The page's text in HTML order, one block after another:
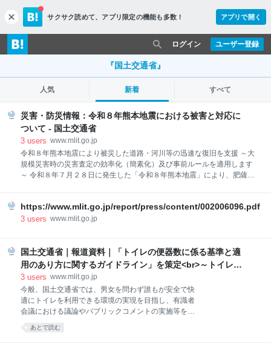
c
l
o
s
サクサク読めて、 アプリ限定の機能も多数！ アプリで開く
ユーザー登録
ログイン
『国土交通省』
人気 新着 すべて
災害・防災情報：令和８年熊本地震における被害と対応に
ついて - 国土交通省
3 users www.mlit.go.jp
令和８年熊本地震により被災した道路・河川等の迅速な復旧を支援 ～大
規模災害時の災害査定の効率化（簡素化）及び事前ルールを適用します
～ 令和８年７月２８日に発生した「令和８年熊本地震」により、肥薩お
と調整を進めつつ準備を行っていることについて、肥薩おれんじ鉄道
（株）において以下の通り発表しております。 詳細については、肥薩お
いて / 肥薩おれんじ鉄道 PDF形式のファイルをご覧いただくためには、
Adobe Acrobat Readerが必要です。 左のアイコンをクリックして
Adobe Acrobat Read
https://www.mlit.go.jp/report/press/content/002006096.pdf
3 users www.mlit.go.jp
国土交通省｜報道資料｜「トイレの便器数に係る基準と適
用のあり方に関するガイドライン」を策定<br>～トイレの
行列問題の改善に向けた対応方針をとりまとめ～
3 users www.mlit.go.jp
今般、国土交通省では、男女を問わず誰もが安全で快
適にトイレを利用できる環境の実現を目指し、有識者
会議における議論やパブリックコメントの実施等を経
て、本日開催された第４回「国土交通省ジェンダー主
流化推進本部」において、「トイレの便器数に係る基
あとで読む